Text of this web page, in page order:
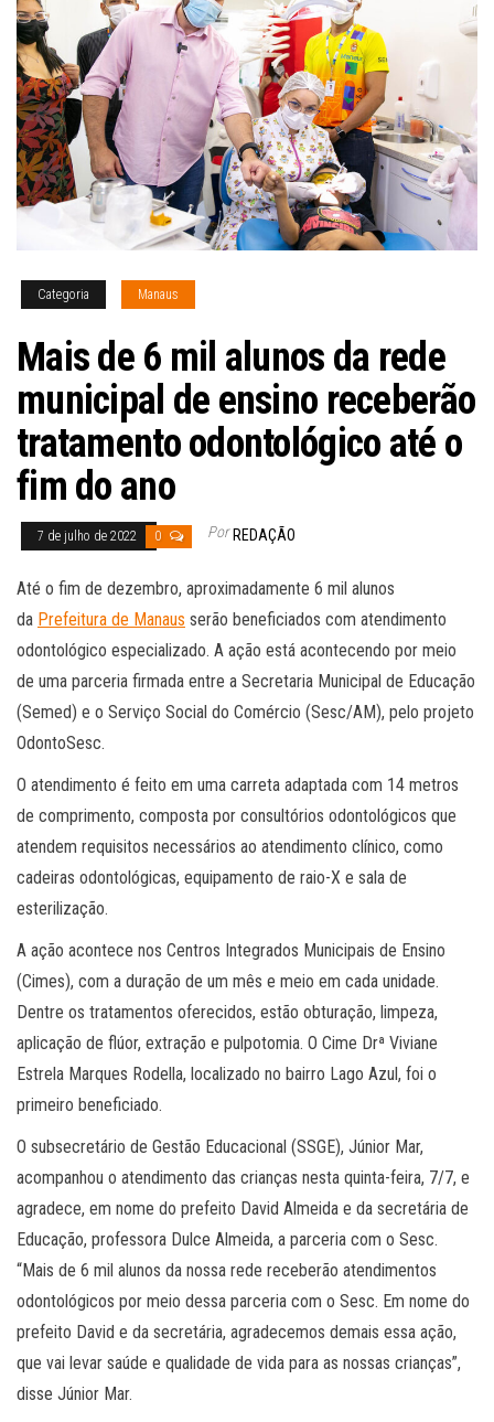
Categoria Manaus
Mais de 6 mil alunos da rede
municipal de ensino receberão
tratamento odontológico até o
fim do ano
7 de julho de 2022 0 Por REDAÇÃO
Até o fim de dezembro, aproximadamente 6 mil alunos
da Prefeitura de Manaus serão beneficiados com atendimento
odontológico especializado. A ação está acontecendo por meio
de uma parceria firmada entre a Secretaria Municipal de Educação
(Semed) e o Serviço Social do Comércio (Sesc/AM), pelo projeto
OdontoSesc.
O atendimento é feito em uma carreta adaptada com 14 metros
de comprimento, composta por consultórios odontológicos que
atendem requisitos necessários ao atendimento clínico, como
cadeiras odontológicas, equipamento de raio-X e sala de
esterilização.
A ação acontece nos Centros Integrados Municipais de Ensino
(Cimes), com a duração de um mês e meio em cada unidade.
Dentre os tratamentos oferecidos, estão obturação, limpeza,
aplicação de flúor, extração e pulpotomia. O Cime Drª Viviane
Estrela Marques Rodella, localizado no bairro Lago Azul, foi o
primeiro beneficiado.
O subsecretário de Gestão Educacional (SSGE), Júnior Mar,
acompanhou o atendimento das crianças nesta quinta-feira, 7/7, e
agradece, em nome do prefeito David Almeida e da secretária de
Educação, professora Dulce Almeida, a parceria com o Sesc.
“Mais de 6 mil alunos da nossa rede receberão atendimentos
odontológicos por meio dessa parceria com o Sesc. Em nome do
prefeito David e da secretária, agradecemos demais essa ação,
que vai levar saúde e qualidade de vida para as nossas crianças”,
disse Júnior Mar.